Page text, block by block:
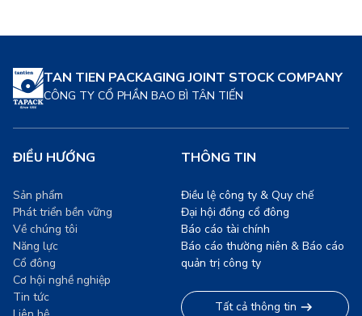
TAN TIEN PACKAGING JOINT STOCK COMPANY
CÔNG TY CỔ PHẦN BAO BÌ TÂN TIẾN
ĐIỀU HƯỚNG
Sản phẩm
Phát triển bền vững
Về chúng tôi
Năng lực
Cổ đông
Cơ hội nghề nghiệp
Tin tức
THÔNG TIN
Điều lệ công ty & Quy chế
Đại hội đồng cổ đông
Báo cáo tài chính
Báo cáo thường niên & Báo cáo
quản trị công ty
Tất cả thông tin